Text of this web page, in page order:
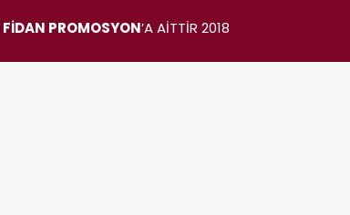
FİDAN PROMOSYON’A AİTTİR 2018